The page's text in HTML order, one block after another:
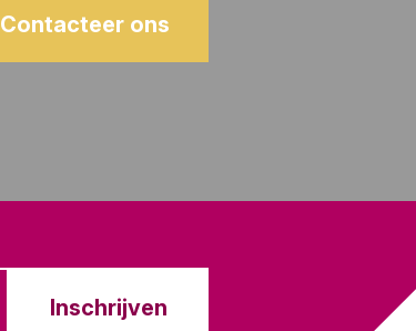
Contacteer ons
Inschrijven